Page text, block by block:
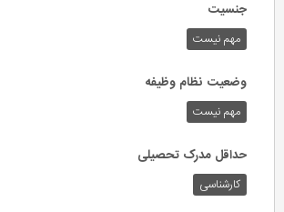
جنسیت
مهم نیست
وضعیت نظام وظیفه
مهم‌ نیست
حداقل مدرک تحصیلی
کارشناسی